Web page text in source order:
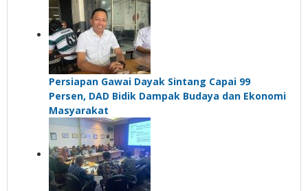
Persiapan Gawai Dayak Sintang Capai 99
Persen, DAD Bidik Dampak Budaya dan Ekonomi
Masyarakat